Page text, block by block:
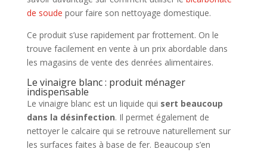
de soude pour faire son nettoyage domestique.
Ce produit s’use rapidement par frottement. On le
trouve facilement en vente à un prix abordable dans
les magasins de vente des denrées alimentaires.
Le vinaigre blanc : produit ménager
indispensable
Le vinaigre blanc est un liquide qui sert beaucoup
dans la désinfection. Il permet également de
nettoyer le calcaire qui se retrouve naturellement sur
les surfaces faites à base de fer. Beaucoup s’en